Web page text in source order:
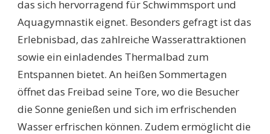
das sich hervorragend für Schwimmsport und
Aquagymnastik eignet. Besonders gefragt ist das
Erlebnisbad, das zahlreiche Wasserattraktionen
sowie ein einladendes Thermalbad zum
Entspannen bietet. An heißen Sommertagen
öffnet das Freibad seine Tore, wo die Besucher
die Sonne genießen und sich im erfrischenden
Wasser erfrischen können. Zudem ermöglicht die